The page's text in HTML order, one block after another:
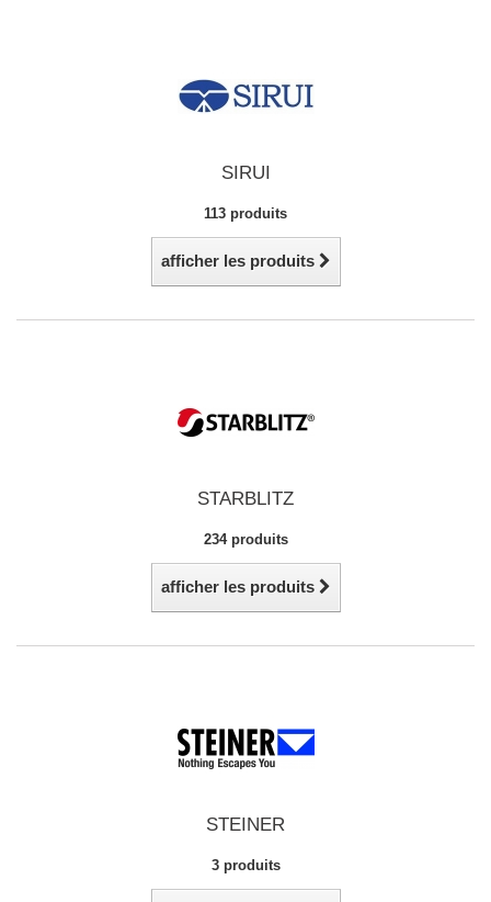
SIRUI
113 produits
afficher les produits
STARBLITZ
234 produits
afficher les produits
STEINER
3 produits